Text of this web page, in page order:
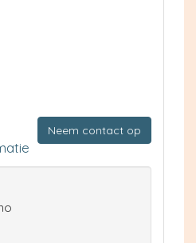
Neem contact op